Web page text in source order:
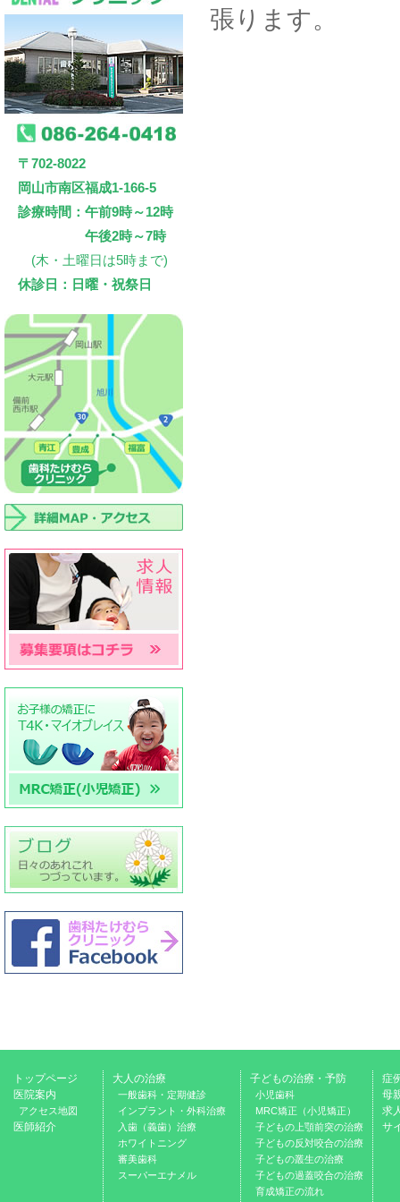
張ります。
〒702-8022
岡山市南区福成1-166-5
診療時間：午前9時～12時
午後2時～7時
(木・土曜日は5時まで)
休診日：日曜・祝祭日
トップページ
医院案内
アクセス地図
医師紹介
大人の治療
一般歯科・定期健診
インプラント・外科治療
入歯（義歯）治療
ホワイトニング
審美歯科
スーパーエナメル
子どもの治療・予防
小児歯科
MRC矯正（小児矯正）
子どもの上顎前突の治療
子どもの反対咬合の治療
子どもの叢生の治療
子どもの過蓋咬合の治療
育成矯正の流れ
症
母
求
サ